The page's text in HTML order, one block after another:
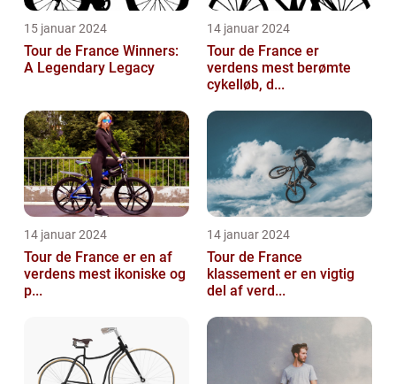
15 januar 2024
Tour de France Winners:
A Legendary Legacy
14 januar 2024
Tour de France er
verdens mest berømte
cykelløb, d...
14 januar 2024
Tour de France er en af
verdens mest ikoniske og
p...
14 januar 2024
Tour de France
klassement er en vigtig
del af verd...